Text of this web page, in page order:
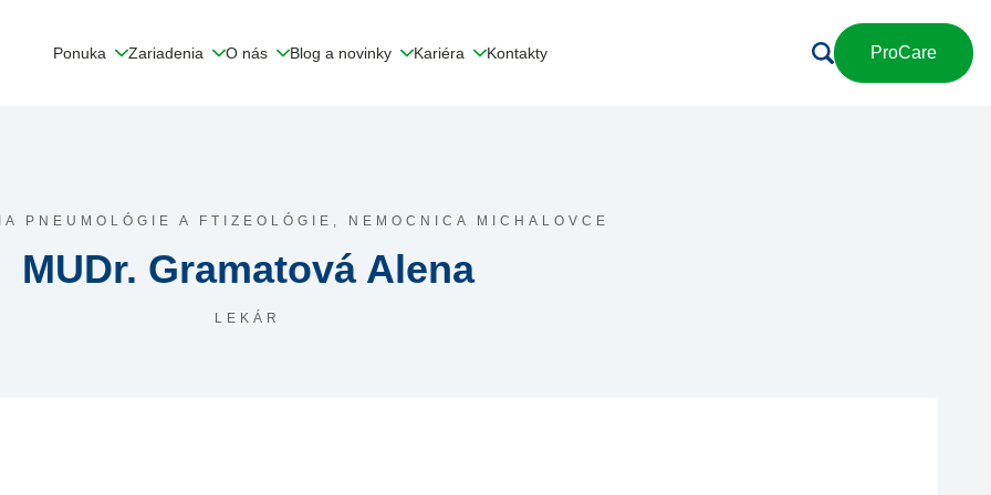
Ponuka Zariadenia O nás Blog a novinky Kariéra Kontakty ProCare
PNEUMOLÓGIE A FTIZEOLÓGIE, NEMOCNICA MICHALOVCE
MUDr. Gramatová Alena
LEKÁR